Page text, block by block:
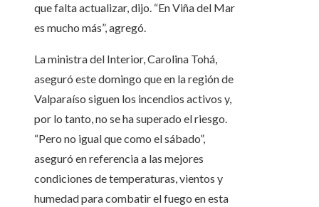
que falta actualizar, dijo. “En Viña del Mar
es mucho más”, agregó.
La ministra del Interior, Carolina Tohá,
aseguró este domingo que en la región de
Valparaíso siguen los incendios activos y,
por lo tanto, no se ha superado el riesgo.
“Pero no igual que como el sábado”,
aseguró en referencia a las mejores
condiciones de temperaturas, vientos y
humedad para combatir el fuego en esta